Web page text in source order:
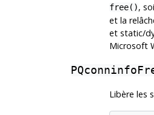
free(),
et la
et static/
Microsoft
Libère les